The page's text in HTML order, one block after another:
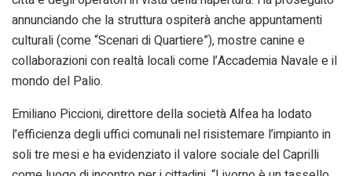
annunciando che la struttura ospiterà anche appuntamenti
culturali (come “Scenari di Quartiere”), mostre canine e
collaborazioni con realtà locali come l’Accademia Navale e il
mondo del Palio.
Emiliano Piccioni, direttore della società Alfea ha lodato
l’efficienza degli uffici comunali nel risistemare l’impianto in
soli tre mesi e ha evidenziato il valore sociale del Caprilli